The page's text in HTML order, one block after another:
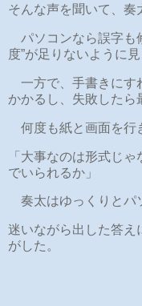
そんな声を聞いて、奏
パソコンなら誤字も
度”が足りないように
一方で、手書きにす
かかるし、失敗したら
何度も紙と画面を行
「大事なのは形式じ
でいられるか」
奏太はゆっくりとパ
迷いながら出した答え
がした。